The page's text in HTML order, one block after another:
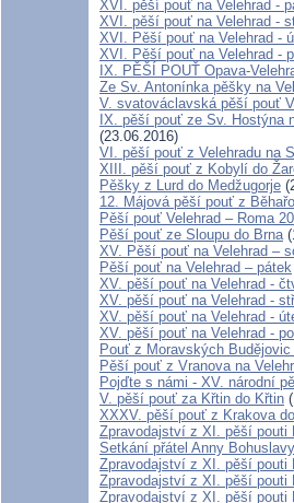
XVI. pěší pouť na Velehrad -
XVI. pěší pouť na Velehrad -
XVI. Pěší pouť na Velehrad -
XVI. Pěší pouť na Velehrad -
IX. PĚŠÍ POUŤ Opava-
Ze Sv. Antonínka pěšky na
V. svatováclavská pěší pouť
IX. pěší pouť ze Sv. Hostýna
(23.06.2016)
VI. pěší pouť z Velehradu na
XIII. pěší pouť z Kobylí do
Pěšky z Lurd do Medžugorje
12. Májová pěší pouť z
Pěší pouť Velehrad – Roma
Pěší pouť ze Sloupu do Brna
XV. Pěší pouť na Velehrad –
Pěší pouť na Velehrad – pátek
XV. pěší pouť na Velehrad -
XV. pěší pouť na Velehrad -
XV. pěší pouť na Velehrad -
XV. pěší pouť na Velehrad -
Pouť z Moravských
Pěší pouť z Vranova na
Pojďte s námi - XV. národní
V. pěší pouť za Křtin do Křtin
XXXV. pěší pouť z Krakova
Zpravodajství z XI. pěší pouti
Setkání přátel Anny
Zpravodajství z XI. pěší pouti
Zpravodajství z XI. pěší pouti
Zpravodajství z XI. pěší pouti